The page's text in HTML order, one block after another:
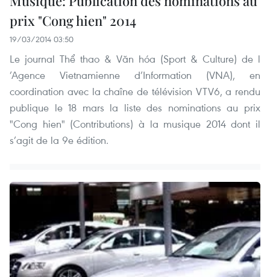
prix "Cong hien" 2014
19/03/2014 03:50
Le journal Thể thao & Văn hóa (Sport & Culture) de l
’Agence Vietnamienne d’Information (VNA), en
coordination avec la chaîne de télévision VTV6, a rendu
publique le 18 mars la liste des nominations au prix
"Cong hien" (Contributions) à la musique 2014 dont il
s’agit de la 9e édition.